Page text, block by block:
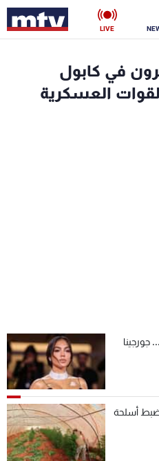
LIVE
في كابول
العسكرية
جورجينا
وضبط أسلحة
الإسـتخدام
الخصوصية